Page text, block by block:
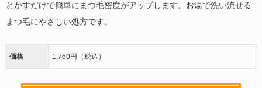
とかすだけで簡単にまつ毛密度がアップします。お湯で洗い流せる
まつ毛にやさしい処方です。
価格 1,760円（税込）